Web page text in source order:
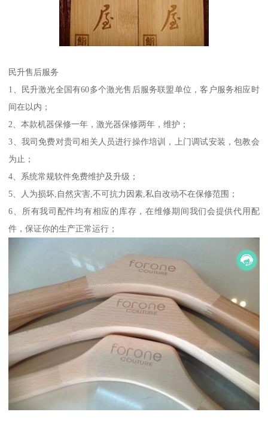
民升售后服务
1、民升激光全国有60多个激光售后服务联盟单位，客户服务相应时
间在以内；
2、本款机器保修一年，激光器保修两年，维护；
3、我司免费对贵司相关人员进行操作培训，上门调试安装，包教会
为止；
4、系统常规软件免费维护及升级；
5、人为损坏,自然灾害,不可抗力因素,私自改动不在保修范围；
6、所有我司配件均有相应的库存，在维修期间我们会提供代用配
件，保证你的生产正常运行；